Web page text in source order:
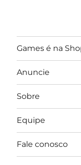
Games é na
Anuncie
Sobre
Equipe
Fale conosco